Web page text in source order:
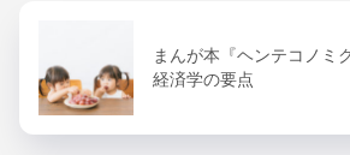
まんが本『ヘンテコノミ
経済学の要点